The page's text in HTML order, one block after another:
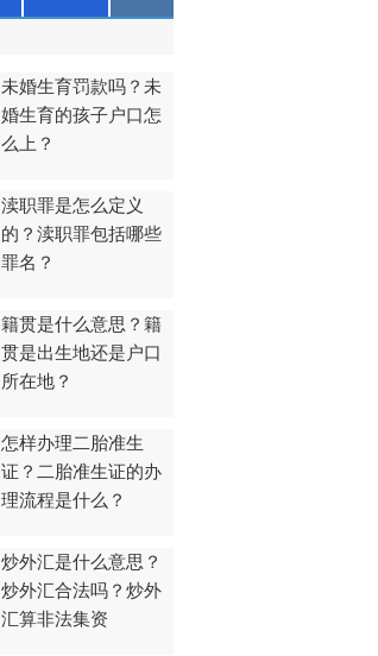
未婚生育罚款吗？未
婚生育的孩子户口怎
么上？
渎职罪是怎么定义
的？渎职罪包括哪些
罪名？
籍贯是什么意思？籍
贯是出生地还是户口
所在地？
怎样办理二胎准生
证？二胎准生证的办
理流程是什么？
炒外汇是什么意思？
炒外汇合法吗？炒外
汇算非法集资